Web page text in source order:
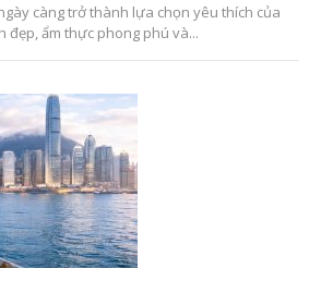
càng trở thành lựa chọn yêu thích của
đẹp, ẩm thực phong phú và...